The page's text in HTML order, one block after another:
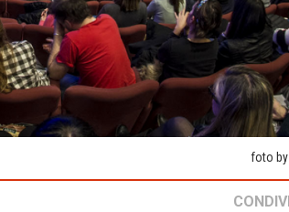
foto by